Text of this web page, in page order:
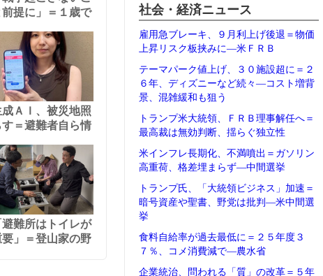
前提に」＝１歳で
成ＡＩ、被災地照
す＝避難者自ら情
避難所はトイレが
要」＝登山家の野
社会・経済ニュース
雇用急ブレーキ、９月利上げ後退＝物価
上昇リスク板挟みに―米ＦＲＢ
テーマパーク値上げ、３０施設超に＝２
６年、ディズニーなど続々―コスト増背
景、混雑緩和も狙う
トランプ米大統領、ＦＲＢ理事解任へ＝
最高裁は無効判断、揺らぐ独立性
米インフレ長期化、不満噴出＝ガソリン
高重荷、格差埋まらず―中間選挙
トランプ氏、「大統領ビジネス」加速＝
暗号資産や聖書、野党は批判―米中間選
挙
食料自給率が過去最低に＝２５年度３
７％、コメ消費減で―農水省
企業統治、問われる「質」の改革＝５年